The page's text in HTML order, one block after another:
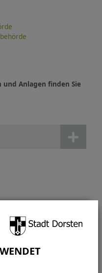
und Anlagen finden Sie